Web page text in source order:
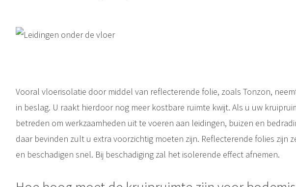
Vooral vloerisolatie door middel van reflecterende folie, zoals Tonzon,
in beslag. U raakt hierdoor nog meer kostbare ruimte kwijt. Als u uw
betreden om werkzaamheden uit te voeren aan leidingen, buizen en
daar bevinden zult u extra voorzichtig moeten zijn. Reflecterende folies zijn
en beschadigen snel. Bij beschadiging zal het isolerende effect afnemen.